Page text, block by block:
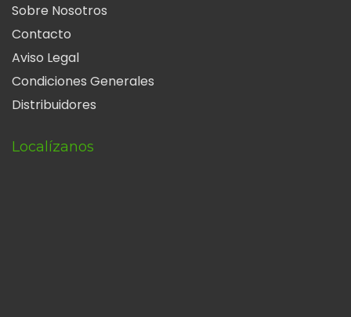
Sobre Nosotros
Contacto
Aviso Legal
Condiciones Generales
Distribuidores
Localízanos